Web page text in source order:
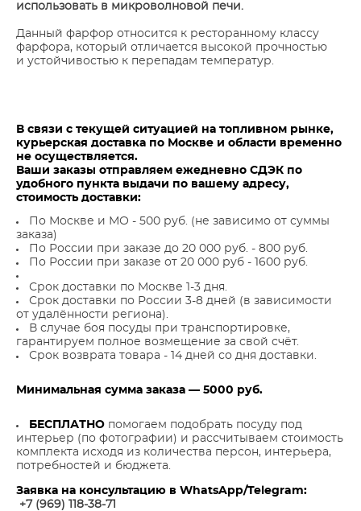
использовать в микроволновой печи.
Данный фарфор относится к ресторанному классу
фарфора, который отличается высокой прочностью
и устойчивостью к перепадам температур.
В связи с текущей ситуацией на топливном рынке,
курьерская доставка по Москве и области временно
не осуществляется.
Ваши заказы отправляем ежедневно СДЭК по
удобного пункта выдачи по вашему адресу,
стоимость доставки:
По Москве и МО - 500 руб. (не зависимо от суммы
заказа)
По России при заказе до 20 000 руб. - 800 руб.
По России при заказе от 20 000 руб - 1600 руб.
Срок доставки по Москве 1-3 дня.
Срок доставки по России 3-8 дней (в зависимости
от удалённости региона).
В случае боя посуды при транспортировке,
гарантируем полное возмещение за свой счёт.
Срок возврата товара - 14 дней со дня доставки.
Минимальная сумма заказа — 5000 руб.
БЕСПЛАТНО помогаем подобрать посуду под
интерьер (по фотографии) и рассчитываем стоимость
комплекта исходя из количества персон, интерьера,
потребностей и бюджета.
Заявка на консультацию в WhatsApp/Telegram:
+7 (969) 118-38-7